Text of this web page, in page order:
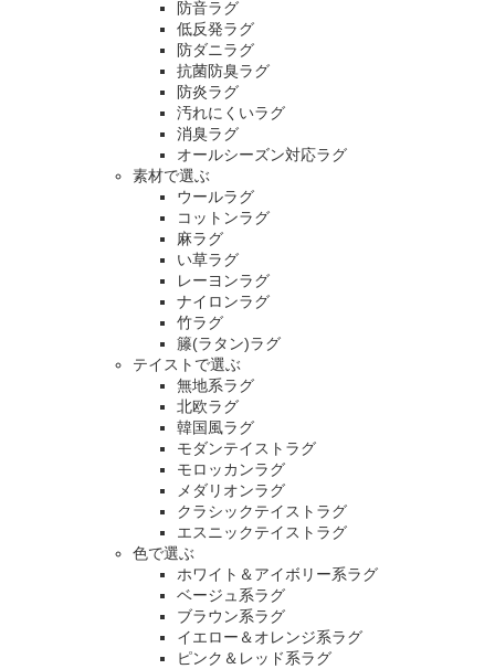
防音ラグ
低反発ラグ
防ダニラグ
抗菌防臭ラグ
防炎ラグ
汚れにくいラグ
消臭ラグ
オールシーズン対応ラグ
素材で選ぶ
ウールラグ
コットンラグ
麻ラグ
い草ラグ
レーヨンラグ
ナイロンラグ
竹ラグ
籐(ラタン)ラグ
テイストで選ぶ
無地系ラグ
北欧ラグ
韓国風ラグ
モダンテイストラグ
モロッカンラグ
メダリオンラグ
クラシックテイストラグ
エスニックテイストラグ
色で選ぶ
ホワイト＆アイボリー系ラグ
ベージュ系ラグ
ブラウン系ラグ
イエロー＆オレンジ系ラグ
ピンク＆レッド系ラグ